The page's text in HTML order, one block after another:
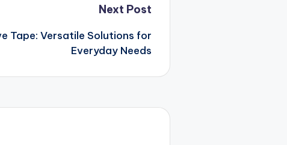
Next Post
Tape: Versatile Solutions for
Everyday Needs